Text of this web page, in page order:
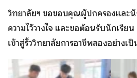
วิทยาลัยฯ ขอขอบคุณผู้ปกครองและ
ความไว้วางใจ และขอต้อนรับนักเรี
เข้าสู่รั้ววิทยาลัยการอาชีพลองอย่างเ